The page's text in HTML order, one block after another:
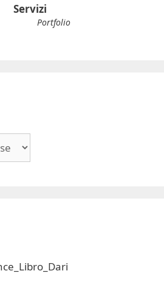
Servizi
Portfolio